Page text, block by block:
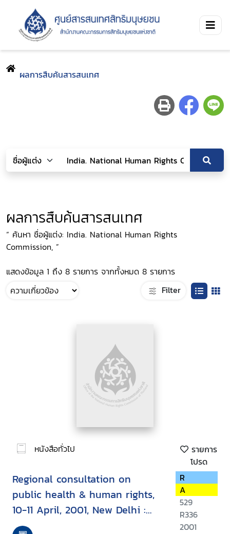
ผลการสืบค้นสารสนเทศ
ผลการสืบค้นสารสนเทศ
“ ค้นหา ชื่อผู้แต่ง: India. National Human Rights
Commission, ”
แสดงข้อมูล 1 ถึง 8 รายการ จากทั้งหมด 8 รายการ
Filter
หนังสือทั่วไป
รายการ
โปรด
Regional consultation on
public health & human rights,
10-11 April, 2001, New Delhi :
report & recommendation
R
A
529
R336
2001